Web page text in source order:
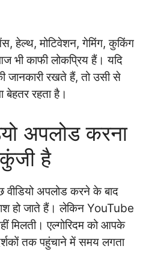
हेल्थ, मोटिवेशन, गेमिंग, कुकिंग
काफी लोकप्रिय हैं। यदि
जानकारी रखते हैं, तो उसी से
रहता है।
अपलोड करना
है
अपलोड करने के बाद
हो जाते हैं। लेकिन YouTube
मिलती। एल्गोरिदम को आपके
तक पहुंचाने में समय लगता